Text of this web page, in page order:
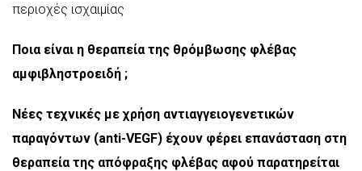
περιοχές ισχαιμίας
Ποια είναι η θεραπεία της θρόμβωσης φλέβας
αμφιβληστροειδή ;
Νέες τεχνικές με χρήση αντιαγγειογενετικών
παραγόντων (anti-VEGF) έχουν φέρει επανάσταση στη
θεραπεία της απόφραξης φλέβας αφού παρατηρείται